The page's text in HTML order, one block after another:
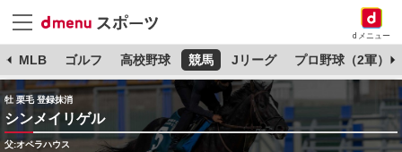
dメニュー
MLB ゴルフ 高校野球 競馬 Jリーグ プロ野球（2軍）
牡 栗毛 登録抹消
シンメイリゲル
父:オペラハウス